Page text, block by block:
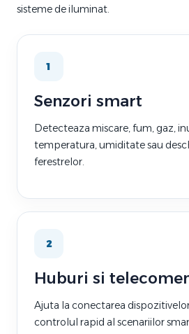
sisteme de iluminat.
1
Senzori smart
Detecteaza miscare, fum, gaz,
temperatura, umiditate sau
ferestrelor.
2
Huburi si
Ajuta la conectarea
controlul rapid al scenariilor